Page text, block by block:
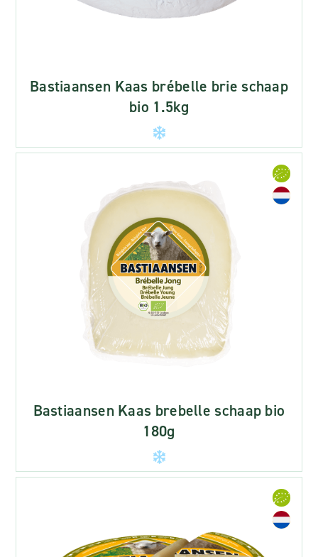
Bastiaansen Kaas brébelle brie schaap
bio 1.5kg
Bastiaansen Kaas brebelle schaap bio
180g